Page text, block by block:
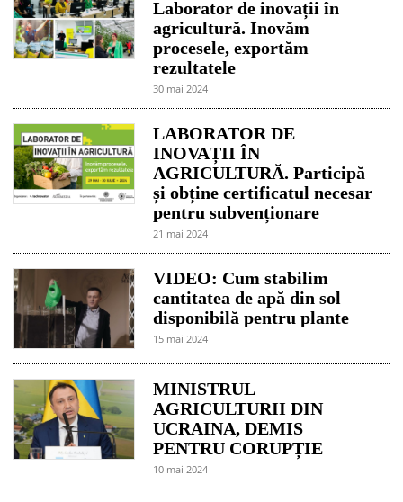
Laborator de inovații în
agricultură. Inovăm
procesele, exportăm
rezultatele
30 mai 2024
LABORATOR DE
INOVAȚII ÎN
AGRICULTURĂ. Participă
și obține certificatul necesar
pentru subvenționare
21 mai 2024
VIDEO: Cum stabilim
cantitatea de apă din sol
disponibilă pentru plante
15 mai 2024
MINISTRUL
AGRICULTURII DIN
UCRAINA, DEMIS
PENTRU CORUPȚIE
10 mai 2024